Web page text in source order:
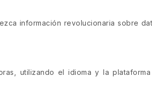
información revolucionaria sobre
utilizando el idioma y la